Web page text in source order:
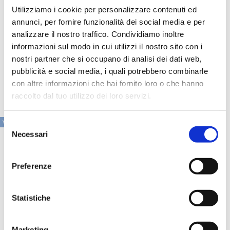
Utilizziamo i cookie per personalizzare contenuti ed
annunci, per fornire funzionalità dei social media e per
analizzare il nostro traffico. Condividiamo inoltre
informazioni sul modo in cui utilizzi il nostro sito con i
nostri partner che si occupano di analisi dei dati web,
pubblicità e social media, i quali potrebbero combinarle
con altre informazioni che hai fornito loro o che hanno
raccolto dal tuo utilizzo dei loro servizi.
Selezione
delNecessari
Preferenze
Statistiche
esempio origination, management e disposal) allineate al
quadro regolamentare passando da servizi di attestazione
a servizi di advisory.
Coniugando visione strategica, esperienza settoriale e
supporto concreto e integrato per migliorare qualità del
credito, efficienza dei processi e capacità di gestione in
ogni fase del ciclo.
VAI ALLA SEZIONE IN PRIMO PIANO